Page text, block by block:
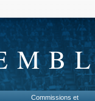
Commissions et